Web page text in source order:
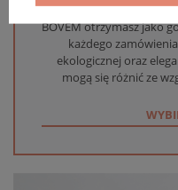
Biżuterię i zegarki
BOVEM otrzymasz jako
każdego
ekologicznej oraz
mogą się różnić ze